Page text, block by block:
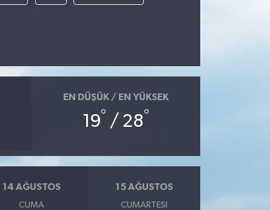
EN DÜŞÜK / EN YÜKSEK
19° / 28°
14 AĞUSTOS
CUMA
15 AĞUSTOS
CUMARTESI